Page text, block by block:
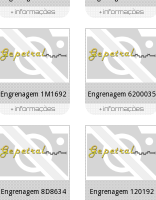
Engrenagem 1M1692 Engrenagem 6200035
Engrenagem 8D8634 Engrenagem 120192